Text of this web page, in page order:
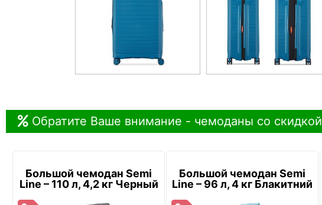
Обратите Ваше внимание - чемоданы со скидкой
Большой чемодан Semi
Line – 110 л, 4,2 кг Черный
Большой чемодан Semi
Line – 96 л, 4 кг Блакитний